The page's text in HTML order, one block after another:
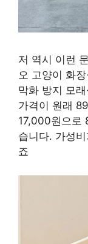
저 역시 이런
오 고양이 화
막화 방지 모
가격이 원래
17,000원으로
습니다. 가성
죠